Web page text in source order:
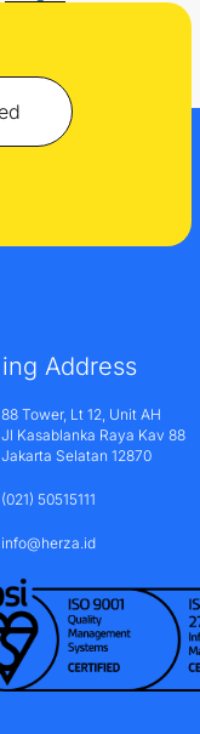
Address
88 Tower, Lt 12, Unit AH
Jl Kasablanka Raya Kav 88
Jakarta Selatan 12870
(021) 50515111
info@herza.id